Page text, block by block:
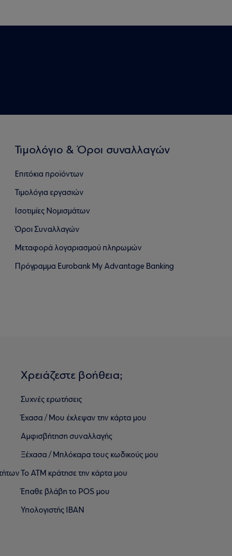
Τιμολόγιο & Όροι συναλλαγών
Επιτόκια προϊόντων
Τιμολόγια εργασιών
Ισοτιμίες Νομισμάτων
Όροι Συναλλαγών
Μεταφορά λογαριασμού πληρωμών
Πρόγραμμα Eurobank My Advantage Banking
Χρειάζεστε βοήθεια;
Συχνές ερωτήσεις
Έχασα / Μου έκλεψαν την κάρτα μου
Αμφισβήτηση συναλλαγής
Ξέχασα / Μπλόκαρα τους κωδικούς μου
Το ΑΤΜ κράτησε την κάρτα μου
Έπαθε βλάβη το POS μου
Υπολογιστής IBAN